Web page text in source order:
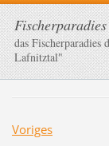
das Fischerparadies
Lafnitztal"
Voriges